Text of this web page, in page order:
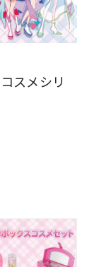
スメシリ